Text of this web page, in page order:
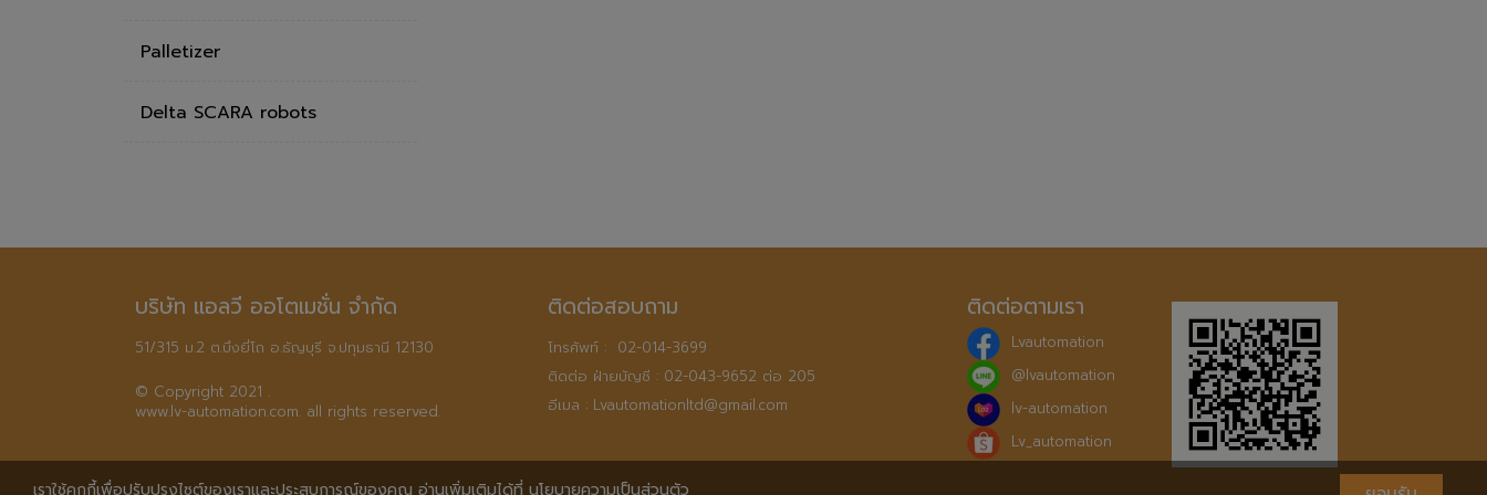
Palletizer
Delta SCARA robots
บริษัท แอลวี ออโตเมชั่น จำกัด
51/315 ม.2 ต.บึงยี่โถ อ.ธัญบุรี จ.ปทุมธานี 12130
© Copyright 2021 .
www.lv-automation.com. all rights reserved.
ติดต่อสอบถาม
โทรศัพท์ : 02-014-3699
ติดต่อ ฝ่ายบัญชี : 02-043-9652 ต่อ 205
อีเมล : Lvautomationltd@gmail.com
ติดต่อตามเรา
Lvautomation
@lvautomation
lv-automation
Lv_automation
เราใช้คุกกี้เพื่อปรับปรุงไซต์ของเราและประสบการณ์ของคุณ อ่านเพิ่มเติมได้ที่ นโยบายความเป็นส่วนตัว